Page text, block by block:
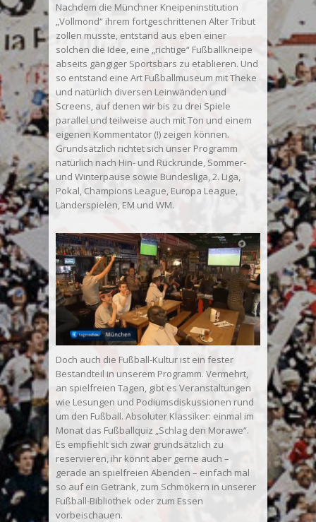
Nachdem die Münchner Kneipeninstitution
„Vollmond“ ihrem fortgeschrittenen Alter Tribut
zollen musste, entstand aus eben einer
solchen die Idee, eine „richtige“ Fußballkneipe
abseits gängiger Sportsbars zu etablieren. Und
so entstand eine Art Fußballmuseum mit Theke
und natürlich diversen Leinwänden und
Screens, auf denen wir bis zu drei Spiele
parallel und teilweise auch mit Ton und einem
eigenen Kommentator (!) zeigen können.
Grundsätzlich richtet sich unser Programm
natürlich nach Hin- und Rückrunde, Sommer-
und Winterpause sowie Bundesliga, 2. Liga,
Pokal, Champions League, Europa League,
Länderspielen, EM und WM.
Doch auch die Fußball-Kultur ist ein fester
Bestandteil in unserem Programm. Vermehrt,
an spielfreien Tagen, gibt es Veranstaltungen
wie Lesungen und Podiumsdiskussionen rund
um den Fußball. Absoluter Klassiker: einmal im
Monat das Fußballquiz „Schlag den Morawe“.
Es empfiehlt sich zwar grundsätzlich zu
reservieren, ihr könnt aber gerne auch –
gerade an spielfreien Abenden – einfach mal
so auf ein Getränk, zum Schmökern in unserer
Fußball-Bibliothek oder zum Essen
vorbeischauen.